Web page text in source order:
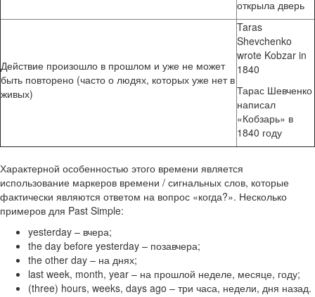
открыла дверь
Действие произошло в прошлом и уже не может
быть повторено (часто о людях, которых уже нет в
живых)
Taras
Shevchenko
wrote Kobzar in
1840
Тарас Шевченко
написал
«Кобзарь» в
1840 году
Характерной особенностью этого времени является
использование маркеров времени / сигнальных слов, которые
фактически являются ответом на вопрос «когда?». Несколько
примеров для Past Simple:
yesterday – вчера;
the day before yesterday – позавчера;
the other day – на днях;
last week, month, year – на прошлой неделе, месяце, году;
(three) hours, weeks, days ago – три часа, недели, дня назад.